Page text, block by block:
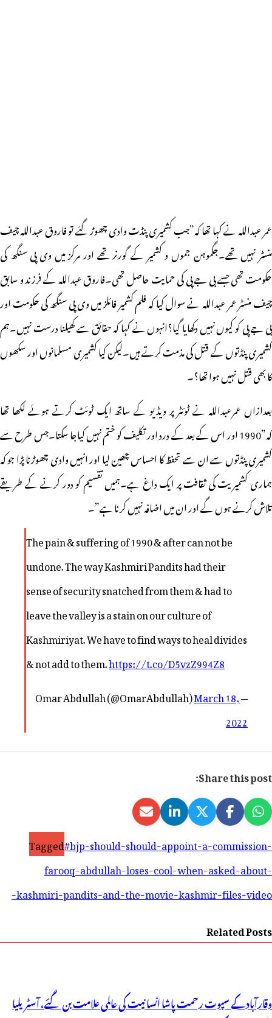
عمر عبداللہ نے کہا تھا کہ”جب کشمیری پنڈت وادی چھوڑ گئے تو فاروق عبداللہ چیف
منسٹر نہیں تھے۔جگموہن جموں و کشمیر کے گورنر تھے اور مرکز میں وی پی سنگھ کی
حکومت تھی جسے بی جے پی کی حمایت حاصل تھی۔فاروق عبداللہ کے فرزند و سابق
چیف منسٹر عمر عبداللہ نے سوال کیا کہ فلم کشمیر فائلز میں وی پی سنگھ کی حکومت اور
بی جے پی کو کیوں نہیں دکھایا گیا؟انہوں نے کہا کہ حقائق سے کھیلنا درست نہیں۔ہم
کشمیری پنڈتوں کے قتل کی مذمت کرتے ہیں۔لیکن کیا کشمیری مسلمانوں اور سکھوں
کا بھی قتل نہیں ہوا تھا؟۔
بعدازاں عمرعبداللہ نے ٹوئٹر پر ویڈیو کے ساتھ ایک ٹوئٹ کرتے ہوئے لکھا تھا
کہ”1990 اور اس کے بعد کے درد اور تکلیف کو ختم نہیں کیاجا سکتا۔جس طرح سے
کشمیری پنڈتوں سے ان سے تحفظ کا احساس چھین لیا اور انہیں وادی چھوڑنا پڑا جو کہ
ہماری کشمیریت کی ثقافت پر ایک داغ ہے۔ہمیں تقسیم کو دور کرنے کے طریقے
تلاش کرنے ہوں گے اور ان میں اضافہ نہیں کرنا ہے”۔
The pain & suffering of 1990 & after can not be
undone. The way Kashmiri Pandits had their
sense of security snatched from them & had to
leave the valley is a stain on our culture of
Kashmiriyat. We have to find ways to heal divides
& not add to them.https://t.co/D5vzZ994Z8
— Omar Abdullah (@OmarAbdullah)
March 18,
2022
Share this post:
Tagged#bjp-should-should-appoint-a-commission-
farooq-abdullah-loses-cool-when-asked-about-
kashmiri-pandits-and-the-movie-kashmir-files-video-
Related Posts
وقارآباد کے سپوت رحمت پاشا انسانیت کی عالمی علامت بن گئے، آسٹریلیا